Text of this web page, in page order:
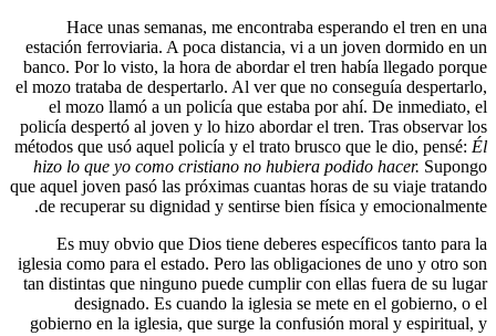
Hace unas semanas, me encontraba
estación ferroviaria. A poca distancia, vi a
banco. Por lo visto, la hora de abordar el
el mozo trataba de despertarlo. Al ver que
el mozo llamó a un policía que estaba
policía despertó al joven y lo hizo abordar
métodos que usó aquel policía y el trato
hizo lo que yo como cristiano no hubiera
que aquel joven pasó las próximas cuantas
de recuperar su dignidad y sentirse bien
Es muy obvio que Dios tiene deberes
iglesia como para el estado. Pero las
tan distintas que ninguno puede cumplir
designado. Es cuando la iglesia se
gobierno en la iglesia, que surge la